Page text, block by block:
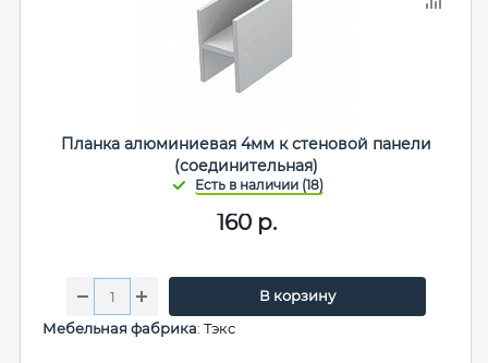
Планка алюминиевая 4мм к стеновой панели
(соединительная)
160р.
В корзину
Мебельная фабрика: Тэкс